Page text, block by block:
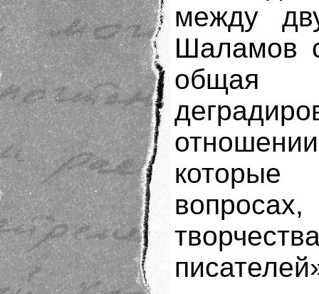
между
Шаламов
общая